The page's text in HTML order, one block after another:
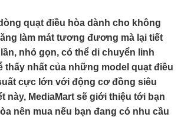
quạt điều hòa dành cho không
làm mát tương đương mà lại tiết
nhỏ gọn, có thể di chuyển linh
thấy nhất của những model quạt điều
cực lớn với động cơ đồng siêu
này, MediaMart sẽ giới thiệu tới bạn
nên mua nếu bạn đang có nhu cầu